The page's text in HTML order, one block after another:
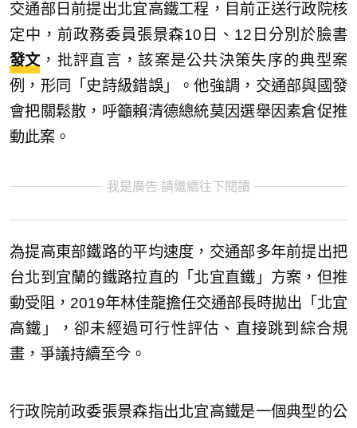
交通部日前提出北宜高鐵工程，目前正送行政院核
定中，前政務委員張景森10日、12日分別於臉書
發文，批評直言，該案是公共決策失序的典型案
例，形同「史詩級錯誤」。他強調，交通部與國發
會把關鬆散，呼籲賴清德總統莫因選舉因素倉促推
動此案。
我是廣告 請繼續往下閱讀
為提高東部鐵路的平均速度，交通部多年前提出把
台北到宜蘭的鐵路拉直的「北宜直鐵」方案，但推
動受阻，2019年林佳龍擔任交通部長時拋出「北宜
高鐵」，卻未經過可行性評估、直接跳到綜合規
畫，爭議持續至今。
行政院前政委張景森指出北宜高鐵是一個典型的公